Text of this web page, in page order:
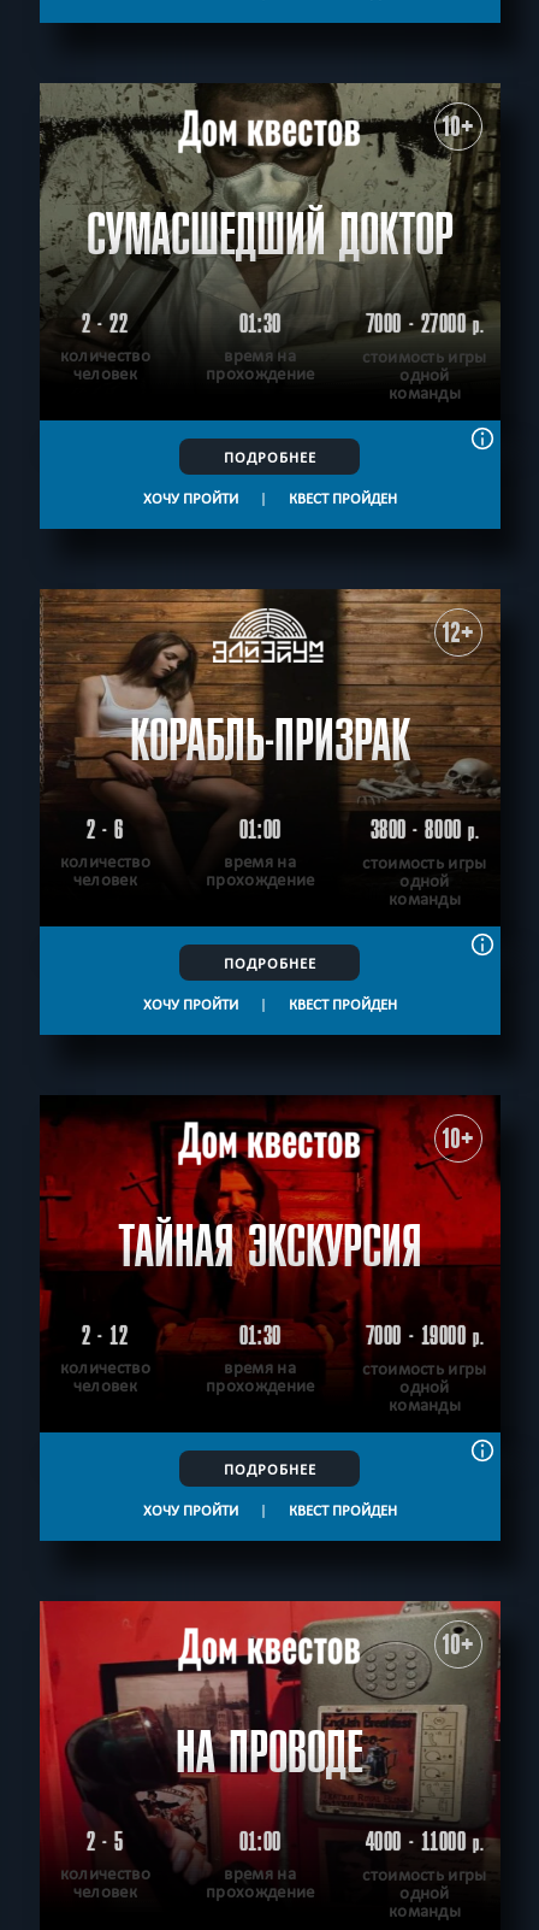
С аниматором
Приключения
10+
СУМАСШЕДШИЙ ДОКТОР
2 - 22
количество
человек
01:30
время на
прохождение
7000 - 27000р.
стоимость игры
одной
команды
ПОДРОБНЕЕ
ХОЧУ ПРОЙТИ | КВЕСТ ПРОЙДЕН
12+
КОРАБЛЬ-ПРИЗРАК
2 - 6
количество
человек
01:00
время на
прохождение
3800 - 8000р.
стоимость игры
одной
команды
ПОДРОБНЕЕ
ХОЧУ ПРОЙТИ | КВЕСТ ПРОЙДЕН
10+
ТАЙНАЯ ЭКСКУРСИЯ
2 - 12
количество
человек
01:30
время на
прохождение
7000 - 19000р.
стоимость игры
одной
команды
ПОДРОБНЕЕ
ХОЧУ ПРОЙТИ | КВЕСТ ПРОЙДЕН
10+
НА ПРОВОДЕ
2 - 5
количество
человек
01:00
время на
прохождение
4000 - 11000р.
стоимость игры
одной
команды